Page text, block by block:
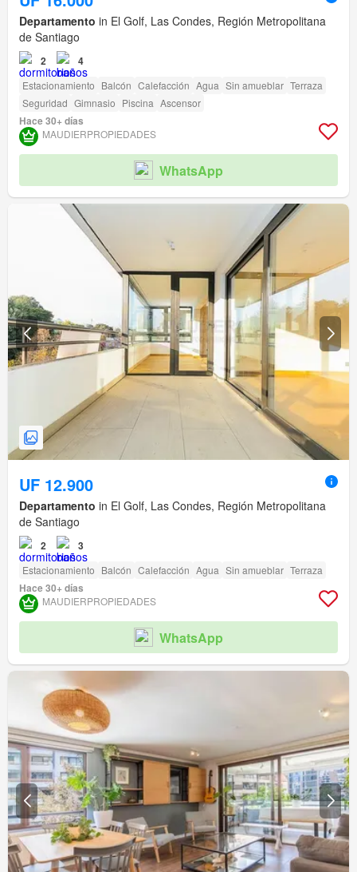
Departamento in El Golf, Las Condes, Región Metropolitana
de Santiago
2 4
Estacionamiento Balcón Calefacción Agua Sin amueblar Terraza
Seguridad Gimnasio Piscina Ascensor
Hace 30+ días
MAUDIERPROPIEDADES
WhatsApp
UF 12.900
Departamento in El Golf, Las Condes, Región Metropolitana
de Santiago
2 3
Estacionamiento Balcón Calefacción Agua Sin amueblar Terraza
Hace 30+ días
MAUDIERPROPIEDADES
WhatsApp